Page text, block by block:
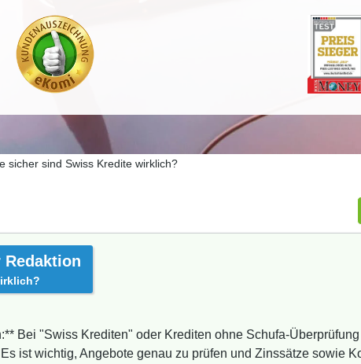
sicher sind Swiss Kredite wirklich?
Redaktion
Bei "Swiss Krediten" oder Krediten ohne Schufa-
ist wichtig, Angebote genau zu prüfen und Zinssätze sowie